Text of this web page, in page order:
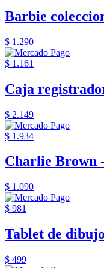
Barbie
$ 1.290
$ 1.161
Caja
$ 2.149
$ 1.934
Charlie Brown
$ 1.090
$ 981
Tablet de
$ 499